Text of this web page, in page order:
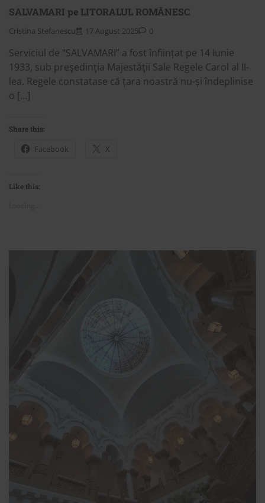
SALVAMARI pe LITORALUL ROMÂNESC
Cristina Stefanescu 17 August 2025 0
Serviciul de “SALVAMARI” a fost înființat pe 14 Iunie
1933, sub preşedinţia Majestăţii Sale Regele Carol al II-
lea. Regele constatase că țara noastră nu-și îndeplinise
o […]
Share this:
Facebook X
Like this: